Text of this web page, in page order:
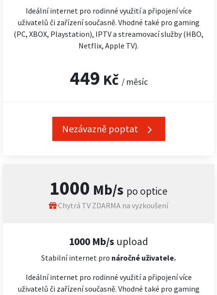
Ideální internet pro rodinné využití a připojení více
uživatelů či zařízení současně. Vhodné také pro gaming
(PC, XBOX, Playstation), IPTV a streamovací služby (HBO,
Netflix, Apple TV).
449 Kč / měsíc
Nezávazně poptat
1000 Mb/s po optice
Chytrá TV ZDARMA na vyzkoušení
1000 Mb/s upload
Stabilní internet pro náročné uživatele.
Ideální internet pro rodinné využití a připojení více
uživatelů či zařízení současně. Vhodné také pro gaming